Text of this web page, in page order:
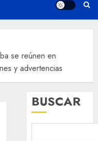
se reúnen en
y advertencias
BUSCAR